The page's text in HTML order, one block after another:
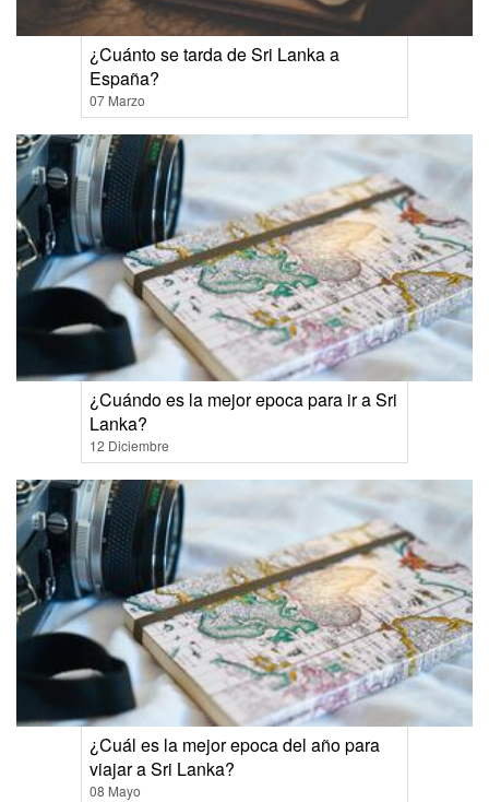
¿Cuánto se tarda de Sri Lanka a
España?
07 Marzo
¿Cuándo es la mejor epoca para ir a Sri
Lanka?
12 Diciembre
¿Cuál es la mejor epoca del año para
viajar a Sri Lanka?
08 Mayo